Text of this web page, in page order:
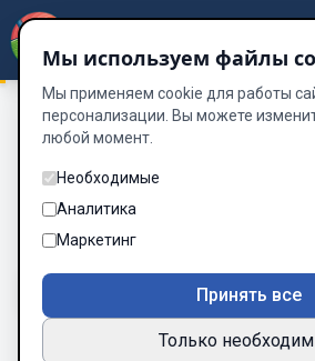
Таинственный Остров: The Trilogy
Глава 2. Скоро вылет
Глава 3 из 52
Шрифт
Мы используем файлы
Мы применяем cookie для работы
персонализации. Вы можете
любой момент.
Необходимые
Аналитика
Маркетинг
Принять все
Только